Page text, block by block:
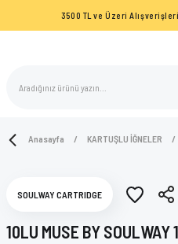
3500 TL ve Üzeri
Anasayfa KARTUŞLU İĞNELER
SOULWAY CARTRIDGE
10LU MUSE BY SOULWAY